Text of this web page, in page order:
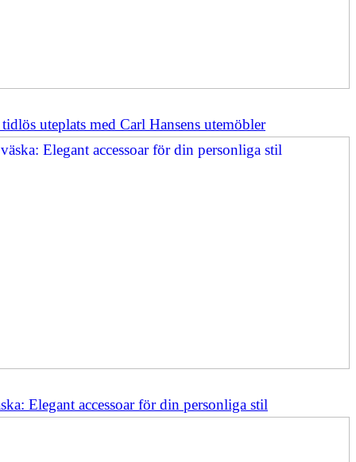
uteplats med Carl Hansens utemöbler
Elegant accessoar för din personliga stil